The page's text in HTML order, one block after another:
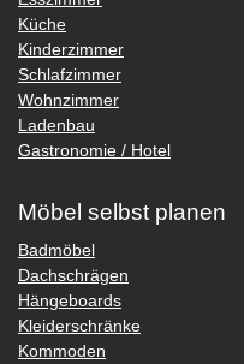
Küche
Kinderzimmer
Schlafzimmer
Wohnzimmer
Ladenbau
Gastronomie / Hotel
Möbel selbst planen
Badmöbel
Dachschrägen
Hängeboards
Kleiderschränke
Kommoden